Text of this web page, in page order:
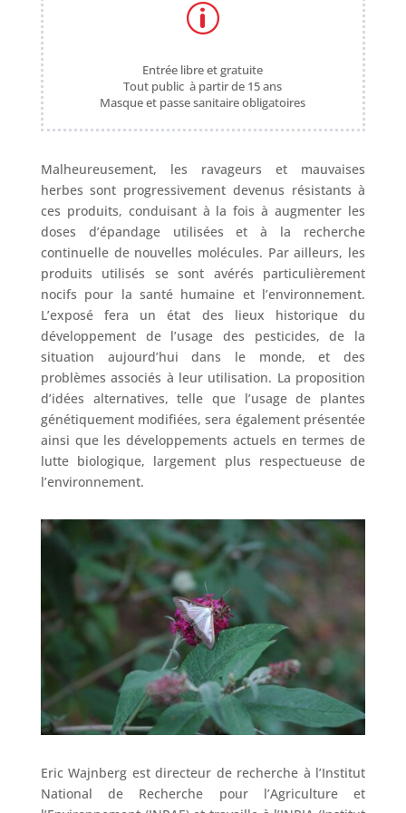
p
Entrée libre et gratuite
Tout public à partir de 15 ans
Masque et passe sanitaire obligatoires
Malheureusement, les ravageurs et mauvaises
herbes sont progressivement devenus résistants à
ces produits, conduisant à la fois à augmenter les
doses d’épandage utilisées et à la recherche
continuelle de nouvelles molécules. Par ailleurs, les
produits utilisés se sont avérés particulièrement
nocifs pour la santé humaine et l’environnement.
L’exposé fera un état des lieux historique du
développement de l’usage des pesticides, de la
situation aujourd’hui dans le monde, et des
problèmes associés à leur utilisation. La proposition
d’idées alternatives, telle que l’usage de plantes
génétiquement modifiées, sera également présentée
ainsi que les développements actuels en termes de
lutte biologique, largement plus respectueuse de
l’environnement.
Eric Wajnberg est directeur de recherche à l’Institut
National de Recherche pour l’Agriculture et